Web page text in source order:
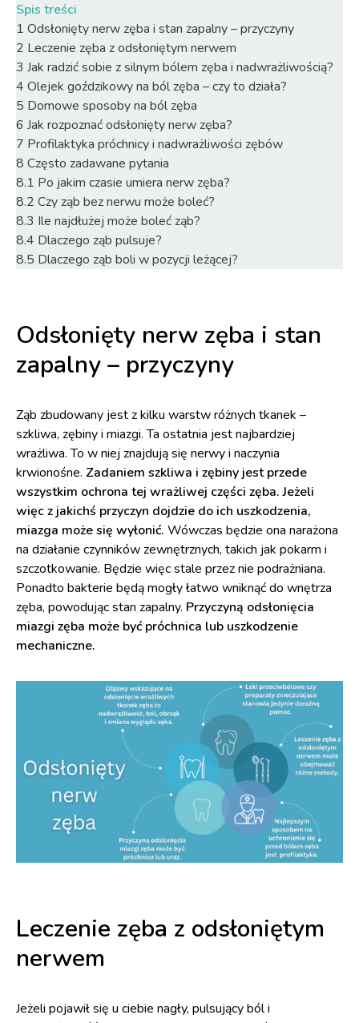
Spis treści
1 Odsłonięty nerw zęba i stan zapalny – przyczyny
2 Leczenie zęba z odsłoniętym nerwem
3 Jak radzić sobie z silnym bólem zęba i nadwrażliwością?
4 Olejek goździkowy na ból zęba – czy to działa?
5 Domowe sposoby na ból zęba
6 Jak rozpoznać odsłonięty nerw zęba?
7 Profilaktyka próchnicy i nadwrażliwości zębów
8 Często zadawane pytania
8.1 Po jakim czasie umiera nerw zęba?
8.2 Czy ząb bez nerwu może boleć?
8.3 Ile najdłużej może boleć ząb?
8.4 Dlaczego ząb pulsuje?
8.5 Dlaczego ząb boli w pozycji leżącej?
Odsłonięty nerw zęba i stan
zapalny – przyczyny
Ząb zbudowany jest z kilku warstw różnych tkanek –
szkliwa, zębiny i miazgi. Ta ostatnia jest najbardziej
wrażliwa. To w niej znajdują się nerwy i naczynia
krwionośne. Zadaniem szkliwa i zębiny jest przede
wszystkim ochrona tej wrażliwej części zęba. Jeżeli
więc z jakichś przyczyn dojdzie do ich uszkodzenia,
miazga może się wyłonić. Wówczas będzie ona narażona
na działanie czynników zewnętrznych, takich jak pokarm i
szczotkowanie. Będzie więc stale przez nie podrażniana.
Ponadto bakterie będą mogły łatwo wniknąć do wnętrza
zęba, powodując stan zapalny. Przyczyną odsłonięcia
miazgi zęba może być próchnica lub uszkodzenie
mechaniczne.
Leczenie zęba z odsłoniętym
nerwem
Jeżeli pojawił się u ciebie nagły, pulsujący ból i